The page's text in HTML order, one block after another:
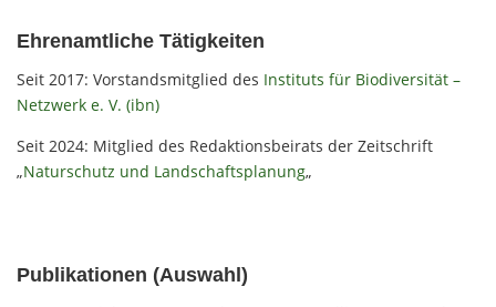
Ehrenamtliche Tätigkeiten
Seit 2017: Vorstandsmitglied des Instituts für Biodiversität –
Netzwerk e. V. (ibn)
Seit 2024: Mitglied des Redaktionsbeirats der Zeitschrift
„Naturschutz und Landschaftsplanung„
Publikationen (Auswahl)